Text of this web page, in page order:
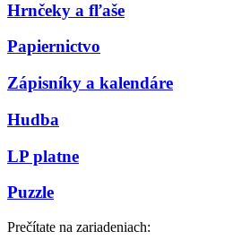
Hrnčeky a fľaše
Papiernictvo
Zápisníky a kalendáre
Hudba
LP platne
Puzzle
Prečítate na zariadeniach: